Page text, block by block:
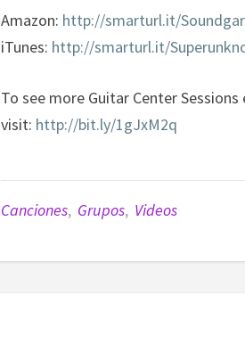
Amazon: http://smarturl.it/
iTunes: http://smarturl.it/
To see more Guitar Center
visit: http://bit.ly/1gJxM2q
Canciones, Grupos, Videos